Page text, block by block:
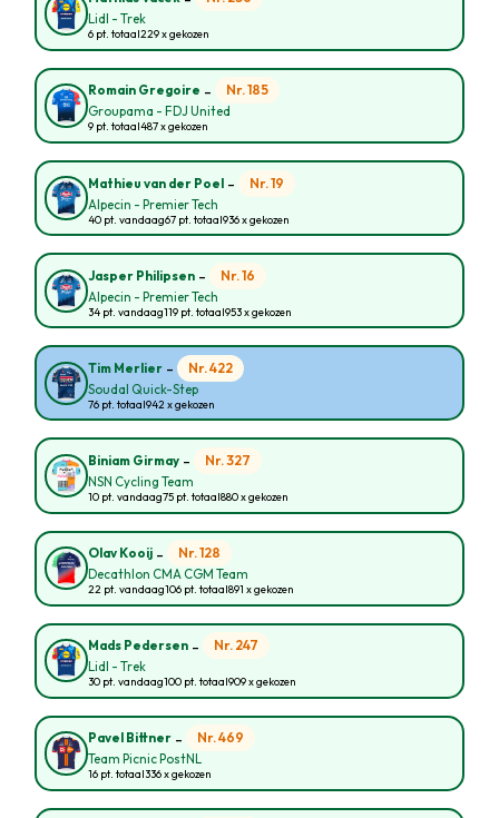
Lidl - Trek
6 pt. totaal229 x gekozen
Romain Gregoire - Nr. 185
Groupama - FDJ United
9 pt. totaal487 x gekozen
Mathieu van der Poel - Nr. 19
Alpecin - Premier Tech
40 pt. vandaag67 pt. totaal936 x gekozen
Jasper Philipsen - Nr. 16
Alpecin - Premier Tech
34 pt. vandaag119 pt. totaal953 x gekozen
Tim Merlier - Nr. 422
Soudal Quick-Step
76 pt. totaal942 x gekozen
Biniam Girmay - Nr. 327
NSN Cycling Team
10 pt. vandaag75 pt. totaal880 x gekozen
Olav Kooij - Nr. 128
Decathlon CMA CGM Team
22 pt. vandaag106 pt. totaal891 x gekozen
Mads Pedersen - Nr. 247
Lidl - Trek
30 pt. vandaag100 pt. totaal909 x gekozen
Pavel Bittner - Nr. 469
Team Picnic PostNL
16 pt. totaal336 x gekozen